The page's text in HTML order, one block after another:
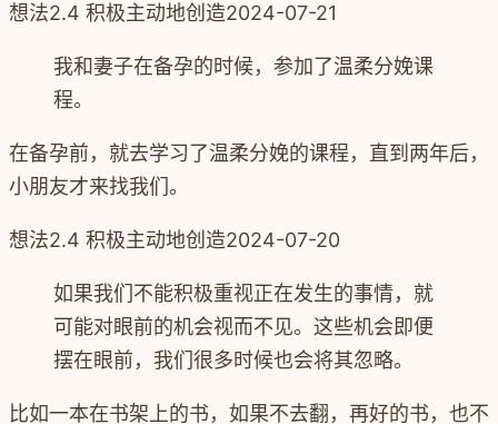
想法2.4 积极主动地创造2024-07-21
我和妻子在备孕的时候，参加了温柔分娩课
程。
在备孕前，就去学习了温柔分娩的课程，直到两年后，
小朋友才来找我们。
想法2.4 积极主动地创造2024-07-20
如果我们不能积极重视正在发生的事情，就
可能对眼前的机会视而不见。这些机会即便
摆在眼前，我们很多时候也会将其忽略。
比如一本在书架上的书，如果不去翻，再好的书，也不